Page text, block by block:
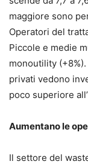
maggiore sono
Operatori del
Piccole e medie
monoutility
privati vedono
poco superiore
Aumentano le
Il settore del